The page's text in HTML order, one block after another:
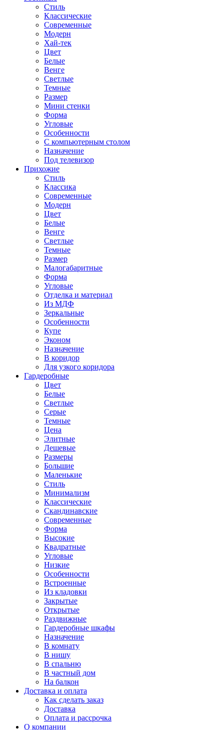
Стиль
Классические
Современные
Модерн
Хай-тек
Цвет
Белые
Венге
Светлые
Темные
Размер
Мини стенки
Форма
Угловые
Особенности
С компьютерным столом
Назначение
Под телевизор
Прихожие
Стиль
Классика
Современные
Модерн
Цвет
Белые
Венге
Светлые
Темные
Размер
Малогабаритные
Форма
Угловые
Отделка и материал
Из МДФ
Зеркальные
Особенности
Купе
Эконом
Назначение
В коридор
Для узкого коридора
Гардеробные
Цвет
Белые
Светлые
Серые
Темные
Цена
Элитные
Дешевые
Размеры
Большие
Маленькие
Стиль
Минимализм
Классические
Скандинавские
Современные
Форма
Высокие
Квадратные
Угловые
Низкие
Особенности
Встроенные
Из кладовки
Закрытые
Открытые
Раздвижные
Гардеробные шкафы
Назначение
В комнату
В нишу
В спальню
В частный дом
На балкон
Доставка и оплата
Как сделать заказ
Доставка
Оплата и рассрочка
О компании